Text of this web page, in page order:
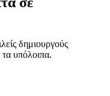
δημιουργούς
τα υπόλοιπα.